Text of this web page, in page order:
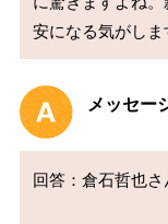
メッセー
回答：倉石哲也さ